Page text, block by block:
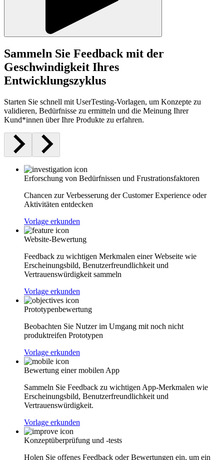
Sammeln Sie Feedback mit der
Geschwindigkeit Ihres
Entwicklungszyklus
Starten Sie schnell mit UserTesting-Vorlagen, um Konzepte zu
validieren, Bedürfnisse zu ermitteln und die Meinung Ihrer
Kund*innen über Ihre Produkte zu erfahren.
Erforschung von Bedürfnissen und Frustrationsfaktoren
Chancen zur Verbesserung der Customer Experience oder
Aktivitäten entdecken
Vorlage erkunden
Website-Bewertung
Feedback zu wichtigen Merkmalen einer Webseite wie
Erscheinungsbild, Benutzerfreundlichkeit und
Vertrauenswürdigkeit sammeln
Vorlage erkunden
Prototypenbewertung
Beobachten Sie Nutzer im Umgang mit noch nicht
produktreifen Prototypen
Vorlage erkunden
Bewertung einer mobilen App
Sammeln Sie Feedback zu wichtigen App-Merkmalen wie
Erscheinungsbild, Benutzerfreundlichkeit und
Vertrauenswürdigkeit.
Vorlage erkunden
Konzeptüberprüfung und -tests
Holen Sie offenes Feedback oder Bewertungen ein, um ein